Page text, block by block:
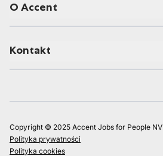
O Accent
Kontakt
Copyright © 2025 Accent Jobs for People NV
Polityka prywatności
Polityka cookies